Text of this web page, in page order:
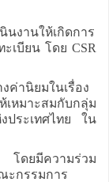
นงานให้เกิดการ
เบียน โดย CSR
ค่านิยมในเรื่อง
เหมาะสมกับกลุ่ม
ประเทศไทย ใน
โดยมีความร่วม
ะกรรมการ